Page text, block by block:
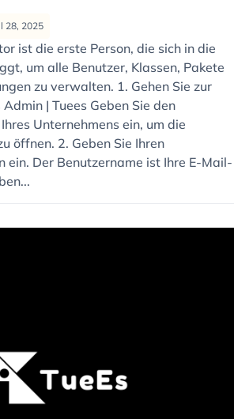
28, 2025
ist die erste Person, die sich in die
um alle Benutzer, Klassen, Pakete
zu verwalten. 1. Gehen Sie zur
| Tuees Geben Sie den
Unternehmens ein, um die
öffnen. 2. Geben Sie Ihren
ein. Der Benutzername ist Ihre E-Mail-